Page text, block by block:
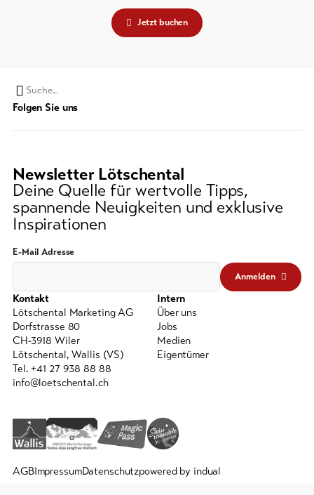
Jetzt buchen
Suchwort
Folgen Sie uns
Newsletter Lötschental
Deine Quelle für wertvolle Tipps,
spannende Neuigkeiten und exklusive
Inspirationen
E-Mail Adresse
Anmelden
Kontakt
Lötschental Marketing AG
Dorfstrasse 80
CH-3918 Wiler
Lötschental, Wallis (VS)
Tel. +41 27 938 88 88
info@loetschental.ch
Intern
Über uns
Jobs
Medien
Eigentümer
AGBImpressumDatenschutzpowered by indual